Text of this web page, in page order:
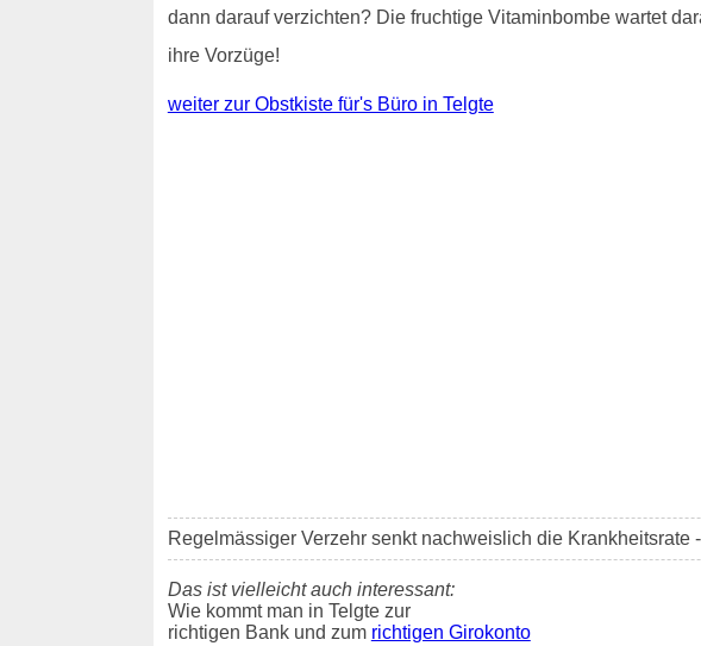
dann darauf verzichten? Die fruchtige Vitaminbombe wartet
ihre Vorzüge!
weiter zur Obstkiste für's Büro in Telgte
Regelmässiger Verzehr senkt nachweislich die Krankheitsrate
Das ist vielleicht auch interessant:
Wie kommt man in Telgte zur
richtigen Bank und zum richtigen Girokonto